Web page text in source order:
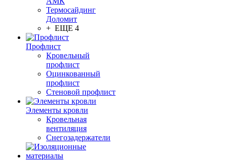
Термосайдинг
Доломит
+ ЕЩЕ 4
Профлист
Кровельный
профлист
Оцинкованный
профлист
Стеновой профлист
Элементы кровли
Кровельная
вентиляция
Снегозадержатели